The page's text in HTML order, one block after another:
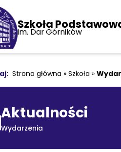
Szkoła
im. Dar Górników
Strona główna » Szkoła »
Aktualności
Wydarzenia